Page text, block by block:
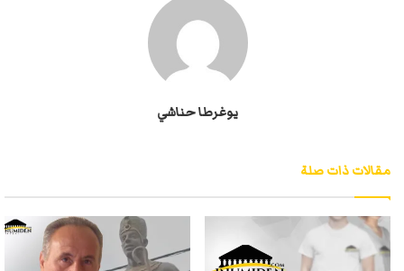
يوغرطا حناشي
مقالات ذات صلة